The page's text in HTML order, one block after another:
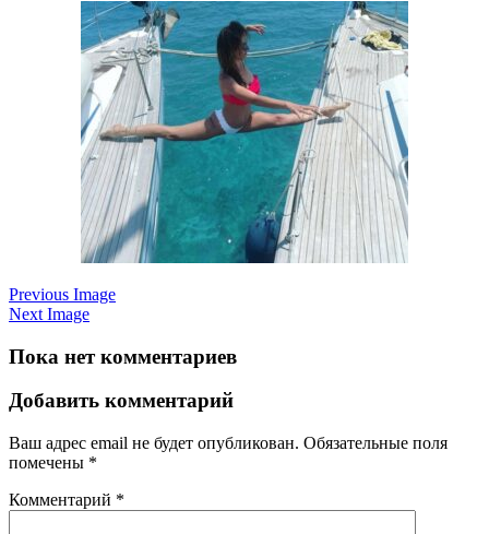
Previous Image
Next Image
Пока нет комментариев
Добавить комментарий
Ваш адрес email не будет опубликован. Обязательные поля
помечены *
Комментарий *